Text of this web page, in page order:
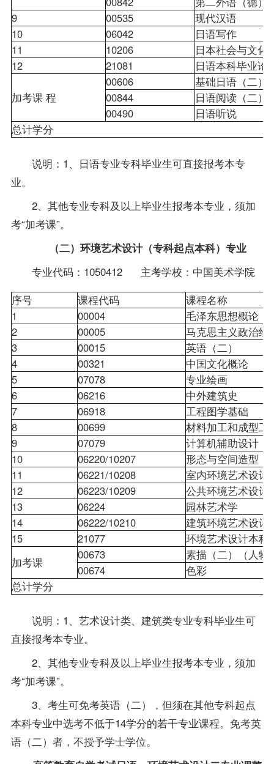
9
00535
现代汉语
10
06042
日语写作
11
10206
日本社会与文
12
21081 日语本科毕业
加考课 程
00606
基础日语（二
00844
日语阅读（二
00490
日语听说
总计学分
说明：1、日语专业专科毕业生可直接报考本专
业。
2、其他专业专科及以上毕业生报考本专业，须加
考“加考课”。
（二）环境艺术设计（专科起点本科）专业
专业代码：1050412 主考学校：中国美术学院
序号 课程代码
课程名称
1
00004
毛泽东思想概论
2
00005
马克思主义政治
3
00015
英语（二）
4
00321
中国文化概论
5
07078
专业绘画
6
06216
中外建筑史
7
06918
工程图学基础
8
00699
材料加工和成型
9
07079
计算机辅助设计
10
06220/10207
形态与空间造型
11
06221/10208
室内环境艺术设
12
06223/10209
公共环境艺术设
13
06224
园林艺术学
14
06222/10210
建筑环境艺术设
15
21077
环境艺术设计本
加考课
00673
素描（二）（人
00674
色彩
总计学分
说明：1、艺术设计类、建筑类专业专科毕业生可
直接报考本专业。
2、其他专业专科及以上毕业生报考本专业，须加
考“加考课”。
3、考生可免考英语（二），但须在其他专科起点
本科专业中选考不低于14学分的若干专业课程。免考英
语（二）者，不授予学士学位。